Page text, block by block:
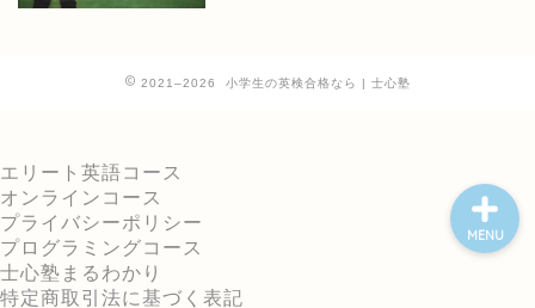
2021–2026 小学生の英検合格なら | 士心塾
エリート英語コース
オンラインコース
プライバシーポリシー
プログラミングコース
士心塾まるわかり
特定商取引法に基づく表記
MENU